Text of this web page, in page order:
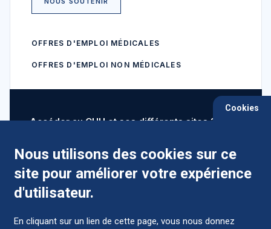
OFFRES D'EMPLOI MÉDICALES
OFFRES D'EMPLOI NON MÉDICALES
Accéder au CHU et ses différents sites ?
Comment préparer mon hospitalisation ?
Cookies
Nous utilisons des cookies sur ce
site pour améliorer votre expérience
d'utilisateur.
En cliquant sur un lien de cette page, vous nous donnez